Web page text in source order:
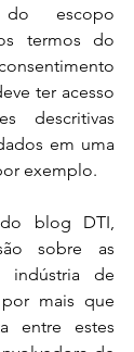
do escopo
termos do
ter acesso
descritivas
em uma
exemplo.
blog DTI,
sobre as
indústria de
mais que
entre estes